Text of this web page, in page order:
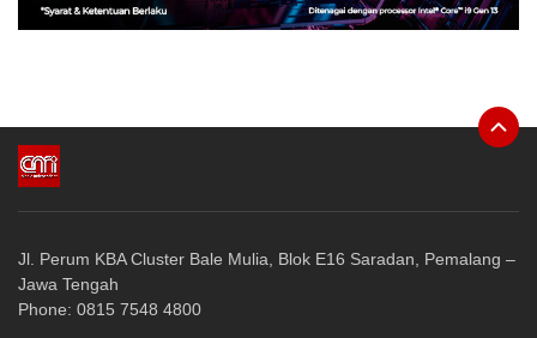
Jl. Perum KBA Cluster Bale Mulia, Blok E16 Saradan, Pemalang –
Jawa Tengah
Phone: 0815 7548 4800